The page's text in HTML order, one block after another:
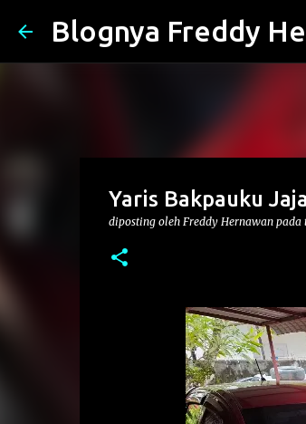
Blognya Freddy
Yaris Bakpauku
diposting oleh Freddy Hernawan pada